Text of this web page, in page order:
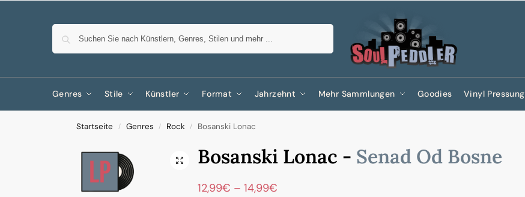
Genres Stile Künstler Format Jahrzehnt Mehr Sammlungen Goodies Vinyl Pressung
Startseite / Genres / Rock / Bosanski Lonac
Bosanski Lonac - Senad Od Bosne
12,99€ – 14,99€